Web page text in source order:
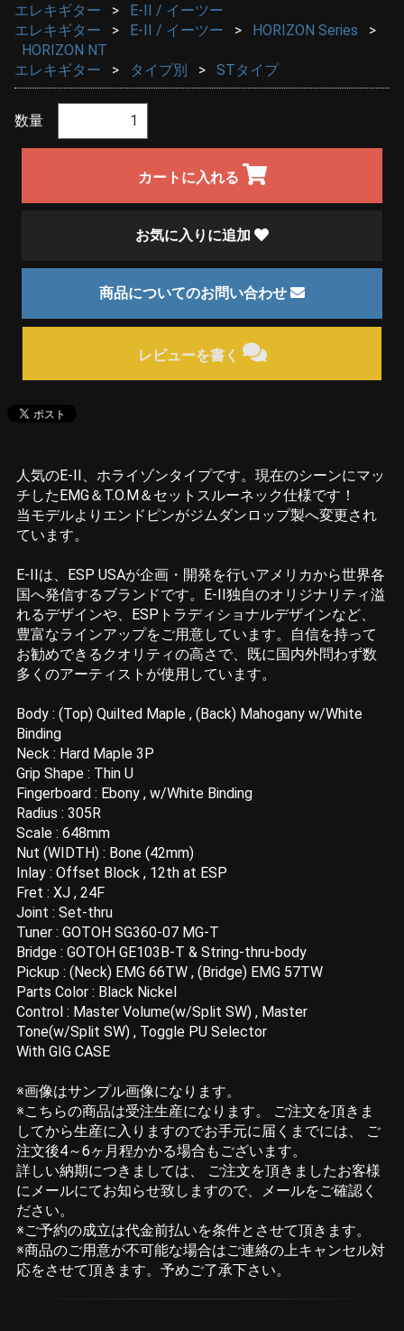
エレキギター
E-II / イーツー
エレキギター
E-II / イーツー
HORIZON Series
HORIZON NT
エレキギター
タイプ別 STタイプ
数量
カートに入れる
お気に入りに追加
商品についてのお問い合わせ
レビューを書く
人気のE-II、ホライゾンタイプです。現在のシーンにマッ
チしたEMG＆T.O.M＆セットスルーネック仕様です！
当モデルよりエンドピンがジムダンロップ製へ変更され
ています。
E-IIは、ESP USAが企画・開発を行いアメリカから世界各
国へ発信するブランドです。E-II独自のオリジナリティ溢
れるデザインや、ESPトラディショナルデザインなど、
豊富なラインアップをご用意しています。自信を持って
お勧めできるクオリティの高さで、既に国内外問わず数
多くのアーティストが使用しています。
Body : (Top) Quilted Maple , (Back) Mahogany w/White
Binding
Neck : Hard Maple 3P
Grip Shape : Thin U
Fingerboard : Ebony , w/White Binding
Radius : 305R
Scale : 648mm
Nut (WIDTH) : Bone (42mm)
Inlay : Offset Block , 12th at ESP
Fret : XJ , 24F
Joint : Set-thru
Tuner : GOTOH SG360-07 MG-T
Bridge : GOTOH GE103B-T & String-thru-body
Pickup : (Neck) EMG 66TW , (Bridge) EMG 57TW
Parts Color : Black Nickel
Control : Master Volume(w/Split SW) , Master
Tone(w/Split SW) , Toggle PU Selector
With GIG CASE
※画像はサンプル画像になります。
※こちらの商品は受注生産になります。 ご注文を頂きま
してから生産に入りますのでお手元に届くまでには、 ご
注文後4～6ヶ月程かかる場合もございます。
詳しい納期につきましては、 ご注文を頂きましたお客様
にメールにてお知らせ致しますので、メールをご確認く
ださい。
※ご予約の成立は代金前払いを条件とさせて頂きます。
※商品のご用意が不可能な場合はご連絡の上キャンセル対
応をさせて頂きます。予めご了承下さい。